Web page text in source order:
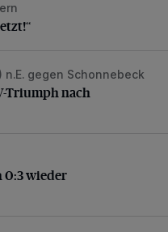
Triumph nach
gegen Schonnebeck
Triumph nach
0:3 wieder aufgestanden“
0:3 wieder